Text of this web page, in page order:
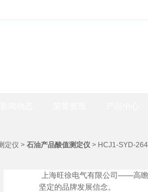
定仪 > 石油产品酸值测定仪 > HCJ1-SYD-
上海旺徐电气有限公司——高瞻
坚定的品牌发展信念。